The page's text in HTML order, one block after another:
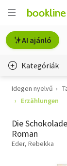
AI ajánló
Kategóriák
Életmód,
Gyermek- és
Idegen nyelvű
Erzählungen
Die
Roman
Eder, Rebekka